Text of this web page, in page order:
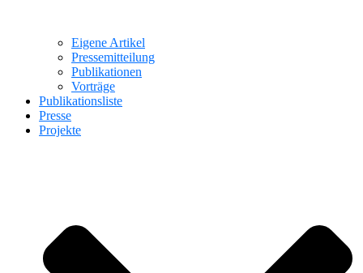
Eigene Artikel
Pressemitteilung
Publikationen
Vorträge
Publikationsliste
Presse
Projekte